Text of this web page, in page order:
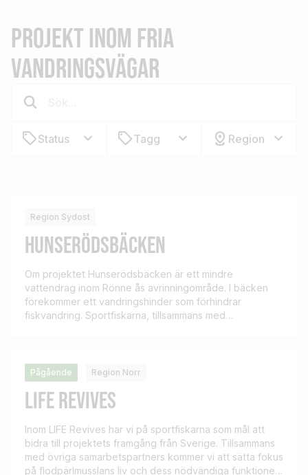
PROJEKT INOM FRIA
VANDRINGSVÄGAR
Status Tagg Region
Region Sydost
HUNSERÖDSBÄCKEN
Om projektet Hunserödsbäcken är ett mindre
vattendrag inom Rönne ås avrinningområde. I bäcken
förekommer ett vandringshinder som förhindrar
fiskvandring. Sportfiskarna, tillsammans med
arter och låta den naturliga bäcken återuppstå där den
nuvarande dammen (vattenmagasinet) för närvarande
täcker den. De arter som främst […]
Pågående Region Norr
LIFE REVIVES
Inom LIFE Revives har vi på sportfiskarna som mål att
bidra till projektets framgång från Sverige. Tillsammans
med övriga samarbetspartners kommer vi att sätta fokus
på flodpärlmusslans liv och dess nödvändiga funktioner i